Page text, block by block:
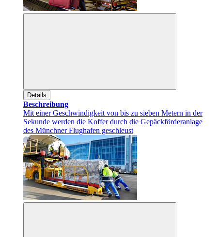
Details
Beschreibung
Mit einer Geschwindigkeit von bis zu sieben Metern in der
Sekunde werden die Koffer durch die Gepäckförderanlage
des Münchner Flughafen geschleust